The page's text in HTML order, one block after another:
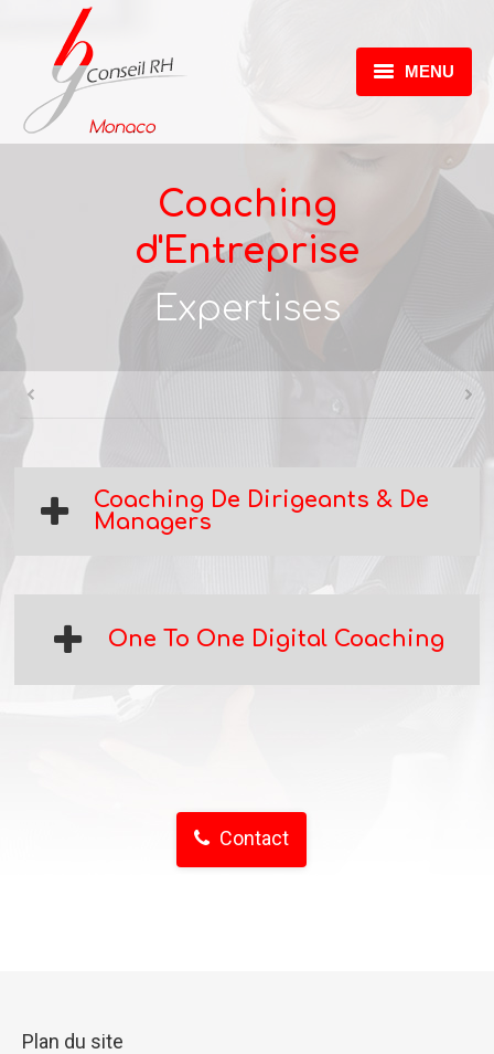
MENU
CATALOGUE FORMATIONS
CONTACT
Coaching
d'Entreprise
Expertises
Coaching De Dirigeants & De
Managers
One To One Digital Coaching
Contact
Plan du site